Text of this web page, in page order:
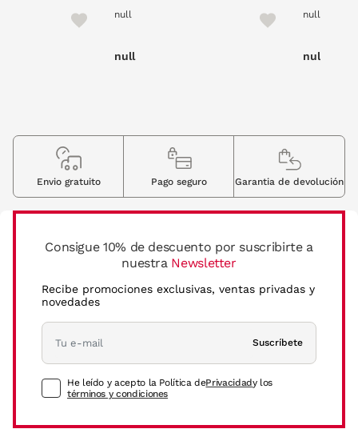
null
null
null
null
Consigue 10% de descuento por suscribirte a
nuestra Newsletter
Recibe promociones exclusivas, ventas privadas y
novedades
Suscríbete
He leído y acepto la Política dePrivacidady los
términos y condiciones
Envio gratuito Pago seguro Garantia de devolución